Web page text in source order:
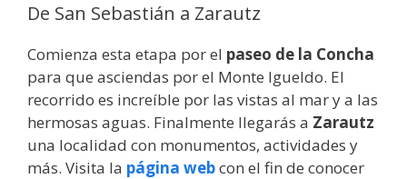
De San Sebastián a Zarautz
Comienza esta etapa por el paseo de la Concha
para que asciendas por el Monte Igueldo. El
recorrido es increíble por las vistas al mar y a las
hermosas aguas. Finalmente llegarás a Zarautz
una localidad con monumentos, actividades y
más. Visita la página webcon el fin de conocer